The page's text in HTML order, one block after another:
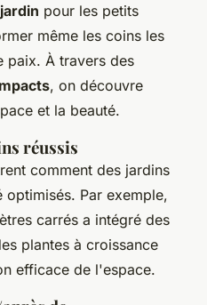
pour les petits
même les coins les
paix. À travers des
, on découvre
et la beauté.
réussis
comment des jardins
Par exemple,
carrés a intégré des
plantes à croissance
efficace de l'espace.